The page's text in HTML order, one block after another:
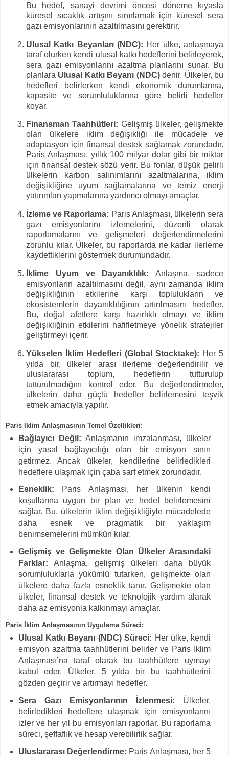
Bu hedef, sanayi devrimi öncesi döneme kıyasla
küresel sıcaklık artışını sınırlamak için küresel sera
gazı emisyonlarının azaltılmasını gerektirir.
Ulusal Katkı Beyanları (NDC): Her ülke, anlaşmaya
taraf olurken kendi ulusal katkı hedeflerini belirleyerek,
sera gazı emisyonlarını azaltma planlarını sunar. Bu
planlara Ulusal Katkı Beyanı (NDC)denir. Ülkeler, bu
hedefleri belirlerken kendi ekonomik durumlarına,
kapasite ve sorumluluklarına göre belirli hedefler
koyar.
Finansman Taahhütleri: Gelişmiş ülkeler, gelişmekte
olan ülkelere iklim değişikliği ile mücadele ve
adaptasyon için finansal destek sağlamak zorundadır.
Paris Anlaşması, yıllık 100 milyar dolar gibi bir miktar
için finansal destek sözü verir. Bu fonlar, düşük gelirli
ülkelerin karbon salınımlarını azaltmalarına, iklim
değişikliğine uyum sağlamalarına ve temiz enerji
yatırımları yapmalarına yardımcı olmayı amaçlar.
İzleme ve Raporlama: Paris Anlaşması, ülkelerin sera
gazı emisyonlarını izlemelerini, düzenli olarak
raporlamalarını ve gelişmeleri değerlendirmelerini
zorunlu kılar. Ülkeler, bu raporlarda ne kadar ilerleme
kaydettiklerini göstermek durumundadır.
İklime Uyum ve Dayanıklılık: Anlaşma, sadece
emisyonların azaltılmasını değil, aynı zamanda iklim
değişikliğinin etkilerine karşı toplulukların ve
ekosistemlerin dayanıklılığının artırılmasını hedefler.
Bu, doğal afetlere karşı hazırlıklı olmayı ve iklim
değişikliğinin etkilerini hafifletmeye yönelik stratejiler
geliştirmeyi içerir.
Yükselen İklim Hedefleri (Global Stocktake): Her 5
yılda bir, ülkeler arası ilerleme değerlendirilir ve
uluslararası toplum, hedeflerin tutturulup
tutturulmadığını kontrol eder. Bu değerlendirmeler,
ülkelerin daha güçlü hedefler belirlemesini teşvik
etmek amacıyla yapılır.
Paris İklim Anlaşmasının Temel Özellikleri:
Bağlayıcı Değil: Anlaşmanın imzalanması, ülkeler
için yasal bağlayıcılığı olan bir emisyon sınırı
getirmez. Ancak ülkeler, kendilerine belirledikleri
hedeflere ulaşmak için çaba sarf etmek zorundadır.
Esneklik: Paris Anlaşması, her ülkenin kendi
koşullarına uygun bir plan ve hedef belirlemesini
sağlar. Bu, ülkelerin iklim değişikliğiyle mücadelede
daha esnek ve pragmatik bir yaklaşım
benimsemelerini mümkün kılar.
Gelişmiş ve Gelişmekte Olan Ülkeler Arasındaki
Farklar: Anlaşma, gelişmiş ülkeleri daha büyük
sorumluluklarla yükümlü tutarken, gelişmekte olan
ülkelere daha fazla esneklik tanır. Gelişmekte olan
ülkeler, finansal destek ve teknolojik yardım alarak
daha az emisyonla kalkınmayı amaçlar.
Paris İklim Anlaşmasının Uygulama Süreci:
Ulusal Katkı Beyanı (NDC) Süreci: Her ülke, kendi
emisyon azaltma taahhütlerini belirler ve Paris İklim
Anlaşması’na taraf olarak bu taahhütlere uymayı
kabul eder. Ülkeler, 5 yılda bir bu taahhütlerini
gözden geçirir ve artırmayı hedefler.
Sera Gazı Emisyonlarının İzlenmesi: Ülkeler,
belirledikleri hedeflere ulaşmak için emisyonlarını
izler ve her yıl bu emisyonları raporlar. Bu raporlama
süreci, şeffaflık ve hesap verebilirlik sağlar.
Uluslararası Değerlendirme: Paris Anlaşması, her 5